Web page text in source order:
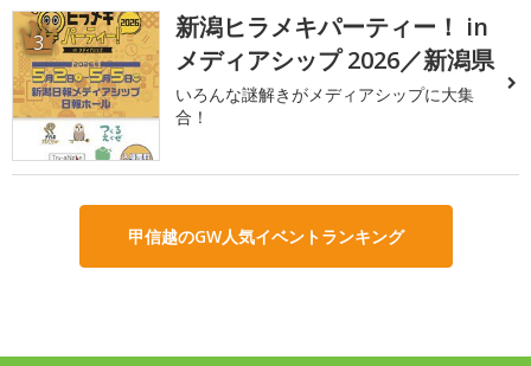
3
新潟ヒラメキパーティー！ in
メディアシップ 2026／新潟県
いろんな謎解きがメディアシップに大集
合！
甲信越のGW人気イベントランキング